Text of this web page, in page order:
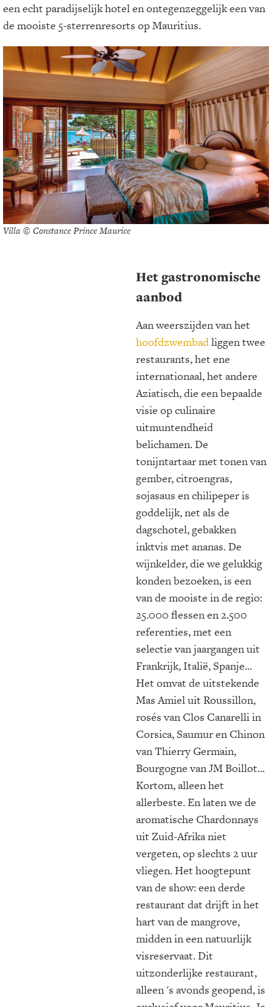
een echt paradijselijk hotel en ontegenzeggelijk een van
de mooiste 5-sterrenresorts op Mauritius.
Villa © Constance Prince Maurice
Het gastronomische
aanbod
Aan weerszijden van het
hoofdzwembadliggen twee
restaurants, het ene
internationaal, het andere
Aziatisch, die een bepaalde
visie op culinaire
uitmuntendheid
belichamen. De
tonijntartaar met tonen van
gember, citroengras,
sojasaus en chilipeper is
goddelijk, net als de
dagschotel, gebakken
inktvis met ananas. De
wijnkelder, die we gelukkig
konden bezoeken, is een
van de mooiste in de regio:
25.000 flessen en 2.500
referenties, met een
selectie van jaargangen uit
Frankrijk, Italië, Spanje...
Het omvat de uitstekende
Mas Amiel uit Roussillon,
rosés van Clos Canarelli in
Corsica, Saumur en Chinon
van Thierry Germain,
Bourgogne van JM Boillot...
Kortom, alleen het
allerbeste. En laten we de
aromatische Chardonnays
uit Zuid-Afrika niet
vergeten, op slechts 2 uur
vliegen. Het hoogtepunt
van de show: een derde
restaurant dat drijft in het
hart van de mangrove,
midden in een natuurlijk
visreservaat. Dit
uitzonderlijke restaurant,
alleen 's avonds geopend, is